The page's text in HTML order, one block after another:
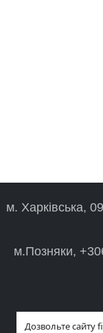
Дозвольте сайту
м. Харківська,
м.Позняки,